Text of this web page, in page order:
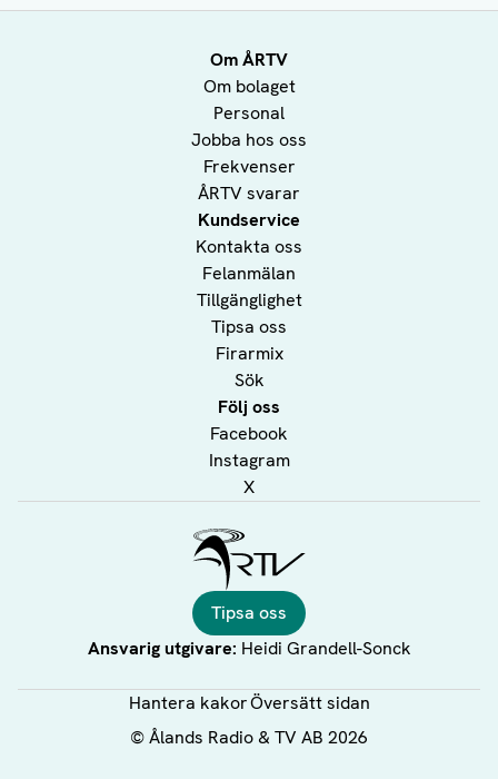
Om ÅRTV
Om bolaget
Personal
Jobba hos oss
Frekvenser
ÅRTV svarar
Kundservice
Kontakta oss
Felanmälan
Tillgänglighet
Tipsa oss
Firarmix
Sök
Följ oss
Facebook
Instagram
X
Tipsa oss
Ansvarig utgivare: Heidi Grandell-Sonck
Hantera kakorÖversätt sidan
©Ålands Radio & TV AB 2026